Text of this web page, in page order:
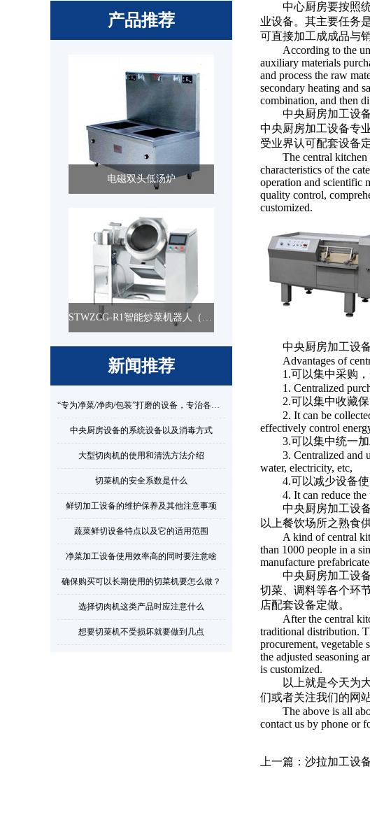
产品推荐
电磁双头低汤炉
STWZCG-R1智能炒菜机器人（智能型） 燃气自动炒菜机
新闻推荐
​“专为净菜/净肉/包装”打磨的设备，专治各种“后厨焦虑”​
中央厨房设备的系统设备以及消毒方式
大型切肉机的使用和清洗方法介绍
切菜机的安全系数是什么
鲜切加工设备的维护保养及其他注意事项
蔬菜鲜切设备特点以及它的适用范围
净菜加工设备使用效率高的同时要注意啥
确保购买可以长期使用的切菜机要怎么做？
选择切肉机这类产品时应注意什么
想要切菜机不受损坏就要做到几点
中心厨房要按照
业设备。其主要任务
可直接加工成成品与
According to the
auxiliary materials
and process the raw
secondary heating and
combination, and then
中央厨房加工设
中央厨房加工设备专
受业界认可配套设备定
The central kitchen
characteristics of the
operation and scientific
quality control,
customized.
中央厨房加工设
Advantages of
1.可以集中采购
1. Centralized
2.可以集中收藏
2. It can be
effectively control
3.可以集中统一
3. Centralized and
water, electricity, etc,
4.可以减少设备
4. It can reduce
中央厨房加工设
以上餐饮场所之熟食
A kind of central
than 1000 people in a
manufacture
中央厨房加工设
切菜、调料等各个环
店配套设备定做。
After the central
traditional distribution.
procurement, vegetable
the adjusted seasoning
is customized.
以上就是今天为
们或者关注我们的网
The above is all
contact us by phone or
上一篇：沙拉加工设